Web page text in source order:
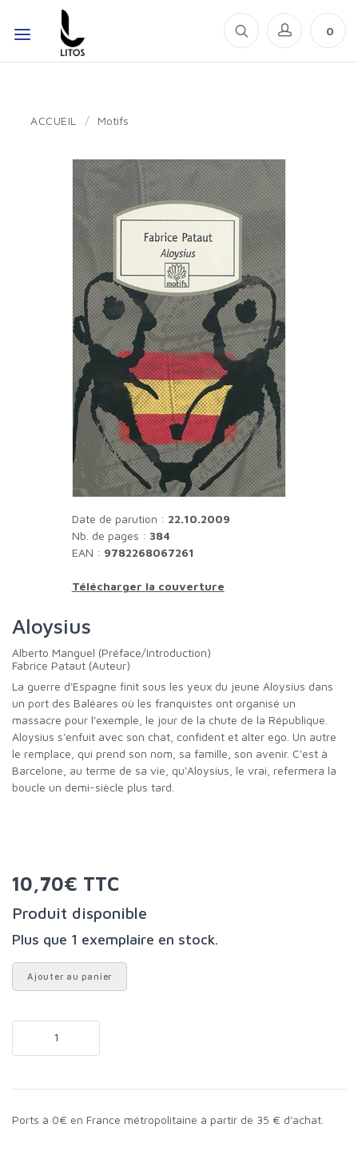
0
ACCUEIL / Motifs
Date de parution : 22.10.2009
Nb. de pages : 384
EAN : 9782268067261
Télécharger la couverture
Aloysius
Alberto Manguel (Préface/Introduction)
Fabrice Pataut (Auteur)
La guerre d'Espagne finit sous les yeux du jeune Aloysius dans
un port des Baléares où les franquistes ont organisé un
massacre pour l'exemple, le jour de la chute de la République.
Aloysius s'enfuit avec son chat, confident et alter ego. Un autre
le remplace, qui prend son nom, sa famille, son avenir. C'est à
Barcelone, au terme de sa vie, qu'Aloysius, le vrai, refermera la
boucle un demi-siècle plus tard.
10,70€ TTC
Produit disponible
Plus que 1 exemplaire en stock.
Ajouter au panier
Ports à 0€ en France métropolitaine à partir de 35 € d'achat.